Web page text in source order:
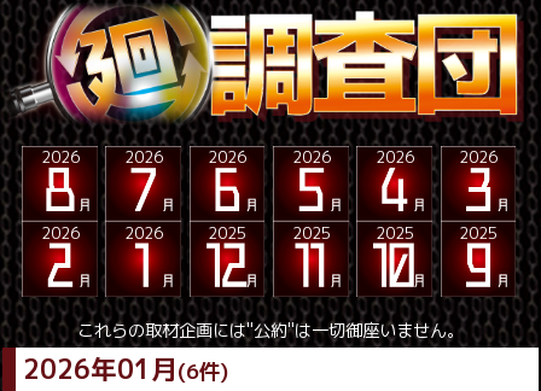
2026 2026 2026 2026 2026 2026
2026 2026 2025 2025 2025 2025
これらの取材企画には"公約"は一切御座いません。
2026年01月(6件)